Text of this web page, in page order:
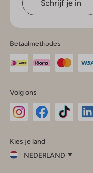
Schrijf je in
Betaalmethodes
Volg ons
InstagramFacebook
Kies je land
NEDERLAND